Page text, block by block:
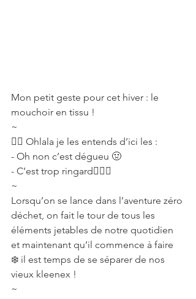
Mon petit geste pour cet hiver : le
mouchoir en tissu !
~
👂🏻 Ohlala je les entends d’ici les :
- Oh non c’est dégueu 🤢
- C’est trop ringard🤦🏻‍♀️
~
Lorsqu’on se lance dans l’aventure zéro
déchet, on fait le tour de tous les
éléments jetables de notre quotidien
et maintenant qu’il commence à faire
❄️ il est temps de se séparer de nos
vieux kleenex !
~